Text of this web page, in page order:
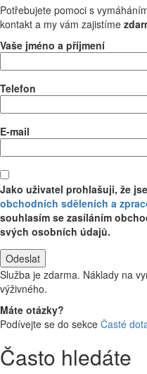
Potřebujete pomoci s
kontakt a my vám zajistíme
Vaše jméno a příjmení
Telefon
E-mail
Jako uživatel prohlašuji, že
obchodních sděleních a
souhlasím se zasíláním
svých osobních údajů.
Služba je zdarma. Náklady na
výživného.
Máte otázky?
Podívejte se do sekce Časté
Často hledáte